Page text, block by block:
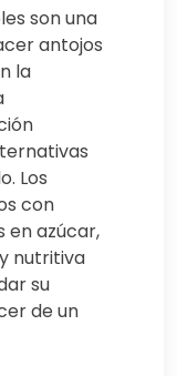
son una
antojos
la
Los
con
en azúcar,
nutritiva
su
de un